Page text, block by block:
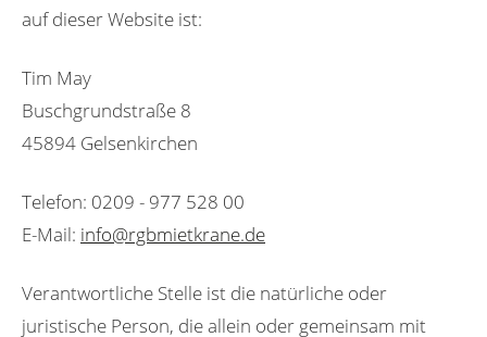
auf dieser Website ist:
Tim May
Buschgrundstraße 8
45894 Gelsenkirchen
Telefon: 0209 - 977 528 00
E-Mail: info@rgbmietkrane.de
Verantwortliche Stelle ist die natürliche oder
juristische Person, die allein oder gemeinsam mit